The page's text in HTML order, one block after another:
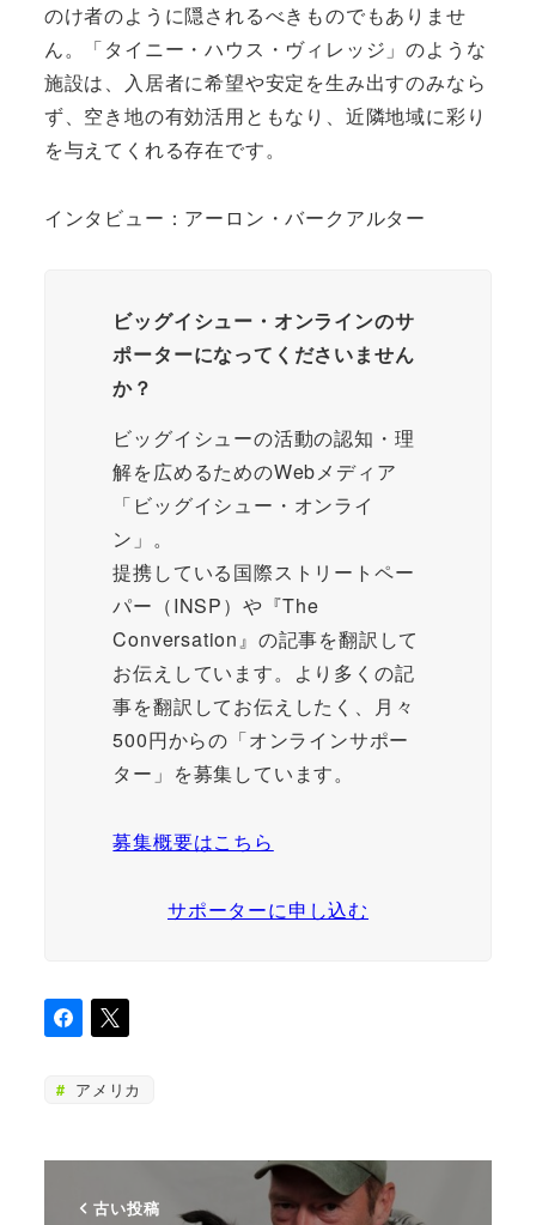
のけ者のように隠されるべきものでもありませ
ん。「タイニー・ハウス・ヴィレッジ」のような
施設は、入居者に希望や安定を生み出すのみなら
ず、空き地の有効活用ともなり、近隣地域に彩り
を与えてくれる存在です。
インタビュー：アーロン・バークアルター
ビッグイシュー・オンラインのサ
ポーターになってくださいません
か？
ビッグイシューの活動の認知・理
解を広めるためのWebメディア
「ビッグイシュー・オンライ
ン」。
提携している国際ストリートペー
パー（INSP）や『The
Conversation』の記事を翻訳して
お伝えしています。より多くの記
事を翻訳してお伝えしたく、月々
500円からの「オンラインサポー
ター」を募集しています。
募集概要はこちら
サポーターに申し込む
アメリカ
古い投稿